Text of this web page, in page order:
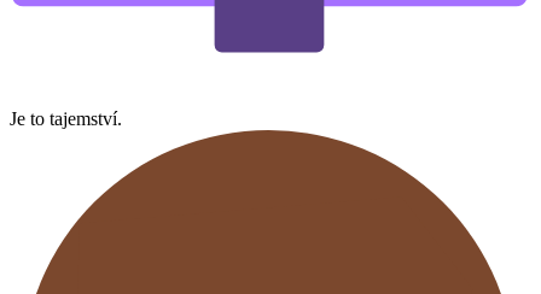
Je to tajemství.